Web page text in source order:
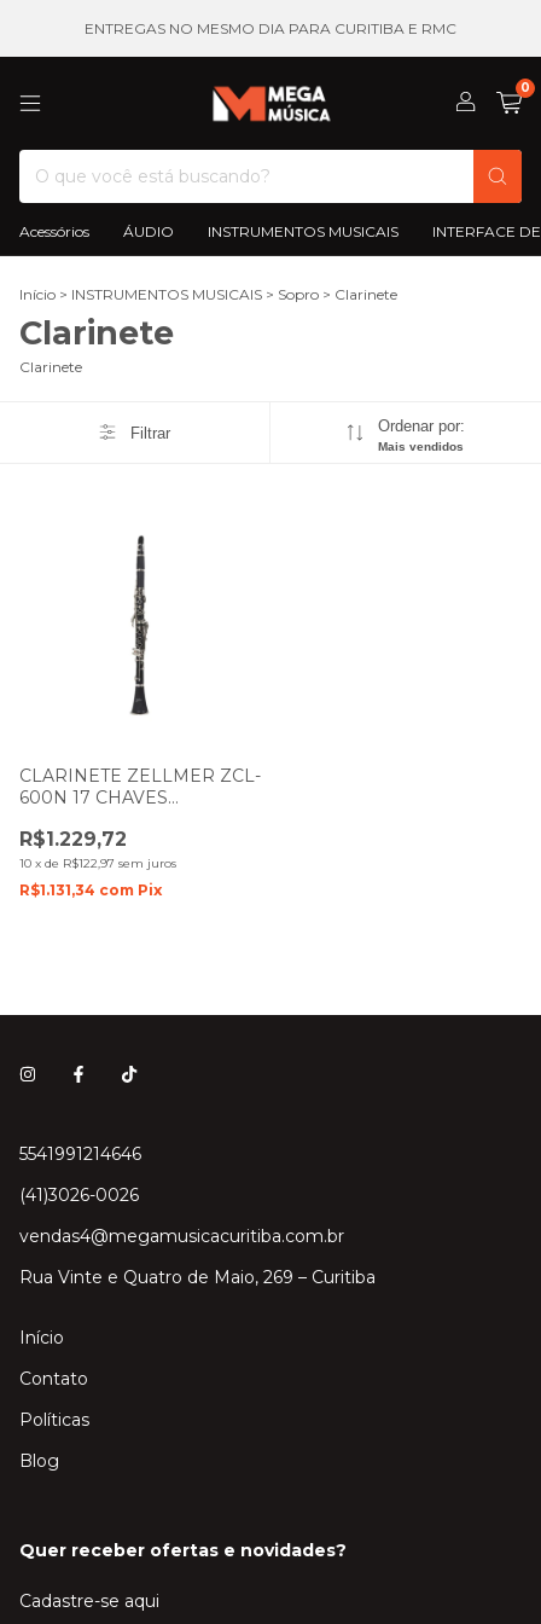
ENTREGAS NO MESMO DIA PARA CURITIBA E RMC
0
Acessórios ÁUDIO INSTRUMENTOS MUSICAIS INTERFACE
Início > INSTRUMENTOS MUSICAIS > Sopro > Clarinete
Clarinete
Clarinete
Filtrar Ordenar por:
Mais vendidos
CLARINETE ZELLMER ZCL-
600N 17 CHAVES
R$1.229,72
10 x de R$122,97 sem juros
R$1.131,34 com Pix
5541991214646
(41)3026-0026
vendas4@megamusicacuritiba.com.br
Rua Vinte e Quatro de Maio, 269 – Curitiba
Início
Contato
Políticas
Blog
Quer receber ofertas e novidades?
Cadastre-se aqui